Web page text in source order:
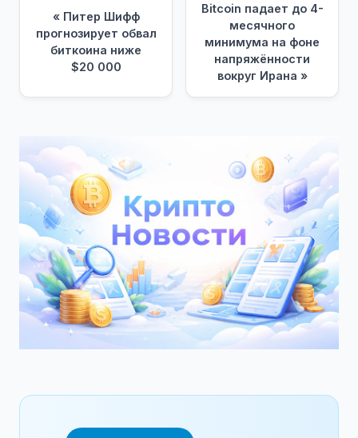
« Питер Шифф
прогнозирует обвал
биткоина ниже
$20 000
Bitcoin падает до 4-
месячного
минимума на фоне
напряжённости
вокруг Ирана »